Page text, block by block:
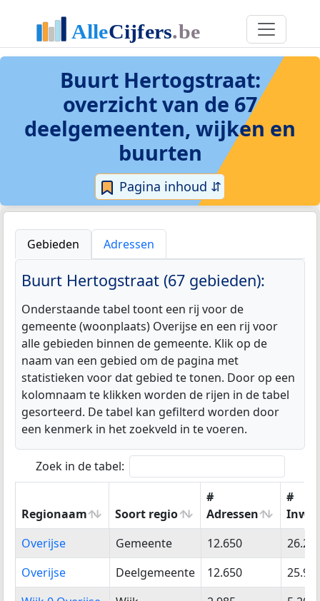
Buurt Hertogstraat:
overzicht van de 67
deelgemeenten, wijken en
buurten
Pagina inhoud ⇵
Gebieden Adressen
Buurt Hertogstraat (67 gebieden):
Onderstaande tabel toont een rij voor de
gemeente (woonplaats) Overijse en een rij voor
alle gebieden binnen de gemeente. Klik op de
naam van een gebied om de pagina met
statistieken voor dat gebied te tonen. Door op een
kolomnaam te klikken worden de rijen in de tabel
gesorteerd. De tabel kan gefilterd worden door
een kenmerk in het zoekveld in te voeren.
Zoek in de tabel:
Regionaam Soort regio
#
Adressen
#
Regionaam
Soort regio
#
Adressen
#
Overijse Gemeente 12.650
Overijse
Deelgemeente 12.650